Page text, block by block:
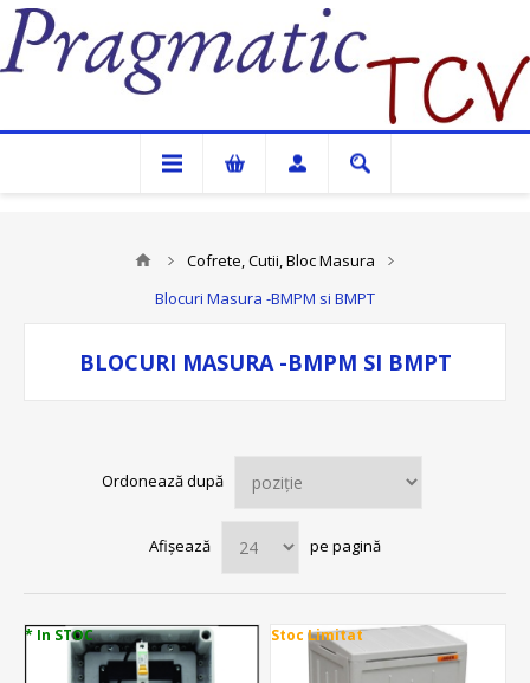
Pragmatic TCV
Cofrete, Cutii, Bloc Masura
Blocuri Masura -BMPM si BMPT
BLOCURI MASURA -BMPM SI BMPT
Ordonează după
Afișează pe pagină
* In STOC Stoc Limitat